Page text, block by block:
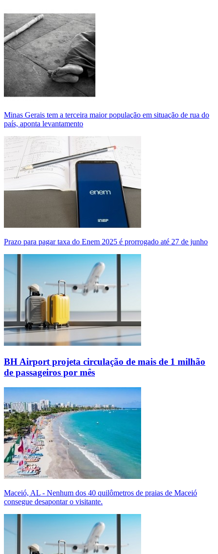
Minas Gerais tem a terceira maior população em situação de rua do
país, aponta levantamento
Prazo para pagar taxa do Enem 2025 é prorrogado até 27 de junho
BH Airport projeta circulação de mais de 1 milhão
de passageiros por mês
Maceió, AL - Nenhum dos 40 quilômetros de praias de Maceió
consegue desapontar o visitante.